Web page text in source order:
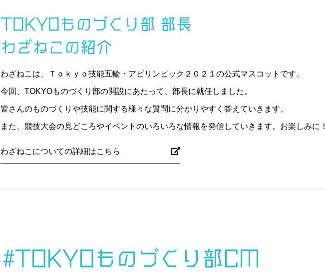
TOKYOものづくり部 部長
わざねこの紹介
わざねこは、Ｔｏｋｙｏ技能五輪・アビリンピック２０２１の公式マスコットです。
今回、TOKYOものづくり部の開設にあたって、部長に就任しました。
皆さんのものづくりや技能に関する様々な質問に分かりやすく答えていきます。
また、競技大会の見どころやイベントのいろいろな情報を発信していきます。お楽しみに！
わざねこについての詳細はこちら
#TOKYOものづくり部CM